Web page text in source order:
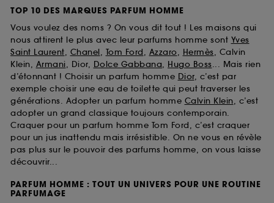
TOP 10 DES MARQUES PARFUM HOMME
Vous voulez des noms ? On vous dit tout ! Les maisons qui
nous attirent le plus avec leur parfums homme sont Yves
Saint Laurent, Chanel, Tom Ford, Azzaro, Hermès, Calvin
Klein, Armani, Dior, Dolce Gabbana, Hugo Boss... Mais rien
d’étonnant ! Choisir un parfum homme Dior, c’est par
exemple choisir une eau de toilette qui peut traverser les
générations. Adopter un parfum homme Calvin Klein, c’est
adopter un grand classique toujours contemporain.
Craquer pour un parfum homme Tom Ford, c’est craquer
pour un jus inattendu mais irrésistible. On ne vous en révèle
pas plus sur le pouvoir des parfums homme, on vous laisse
découvrir...
PARFUM HOMME : TOUT UN UNIVERS POUR UNE ROUTINE
PARFUMAGE